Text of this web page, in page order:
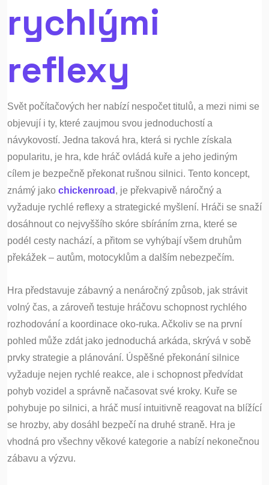
rychlými
reflexy
Svět počítačových her nabízí nespočet titulů, a mezi nimi se
objevují i ty, které zaujmou svou jednoduchostí a
návykovostí. Jedna taková hra, která si rychle získala
popularitu, je hra, kde hráč ovládá kuře a jeho jediným
cílem je bezpečně překonat rušnou silnici. Tento koncept,
známý jako chickenroad , je překvapivě náročný a
vyžaduje rychlé reflexy a strategické myšlení. Hráči se snaží
dosáhnout co nejvyššího skóre sbíráním zrna, které se
podél cesty nachází, a přitom se vyhýbají všem druhům
překážek – autům, motocyklům a dalším nebezpečím.
Hra představuje zábavný a nenáročný způsob, jak strávit
volný čas, a zároveň testuje hráčovu schopnost rychlého
rozhodování a koordinace oko-ruka. Ačkoliv se na první
pohled může zdát jako jednoduchá arkáda, skrývá v sobě
prvky strategie a plánování. Úspěšné překonání silnice
vyžaduje nejen rychlé reakce, ale i schopnost předvídat
pohyb vozidel a správně načasovat své kroky. Kuře se
pohybuje po silnici, a hráč musí intuitivně reagovat na blížící
se hrozby, aby dosáhl bezpečí na druhé straně. Hra je
vhodná pro všechny věkové kategorie a nabízí nekonečnou
zábavu a výzvu.